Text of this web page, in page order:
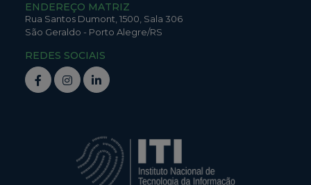
ENDEREÇO MATRIZ
Rua Santos Dumont,1500, Sala 306
São Geraldo - Porto Alegre/RS
REDES SOCIAIS